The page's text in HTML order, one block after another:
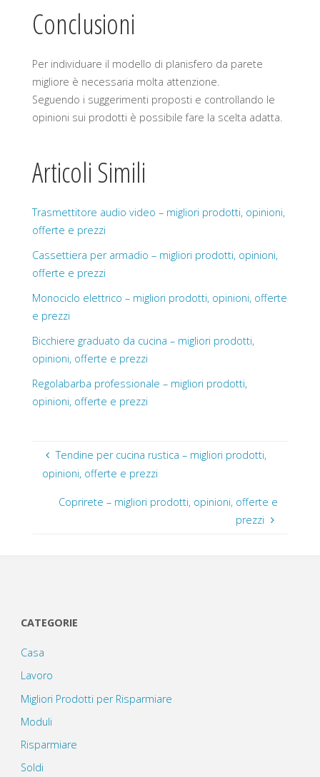
Conclusioni
Per individuare il modello di planisfero da parete
migliore è necessaria molta attenzione.
Seguendo i suggerimenti proposti e controllando le
opinioni sui prodotti è possibile fare la scelta adatta.
Articoli Simili
Trasmettitore audio video – migliori prodotti, opinioni,
offerte e prezzi
Cassettiera per armadio – migliori prodotti, opinioni,
offerte e prezzi
Monociclo elettrico – migliori prodotti, opinioni, offerte
e prezzi
Bicchiere graduato da cucina – migliori prodotti,
opinioni, offerte e prezzi
Regolabarba professionale – migliori prodotti,
opinioni, offerte e prezzi
Tendine per cucina rustica – migliori prodotti,
opinioni, offerte e prezzi
Coprirete – migliori prodotti, opinioni, offerte e
prezzi
CATEGORIE
Casa
Lavoro
Migliori Prodotti per Risparmiare
Moduli
Risparmiare
Soldi